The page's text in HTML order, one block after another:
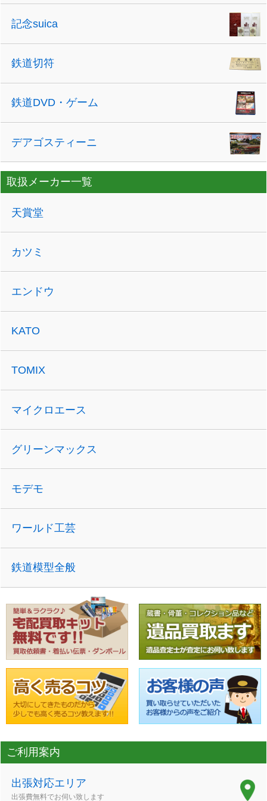
記念suica
鉄道切符
鉄道DVD・ゲーム
デアゴスティーニ
取扱メーカー一覧
天賞堂
カツミ
エンドウ
KATO
TOMIX
マイクロエース
グリーンマックス
モデモ
ワールド工芸
鉄道模型全般
ご利用案内
出張対応エリア
出張費無料でお伺い致します